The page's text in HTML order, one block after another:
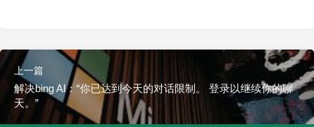
上一篇
解决bing AI：“你已达到今天的对话限制。 登录以继续你的聊
天。”